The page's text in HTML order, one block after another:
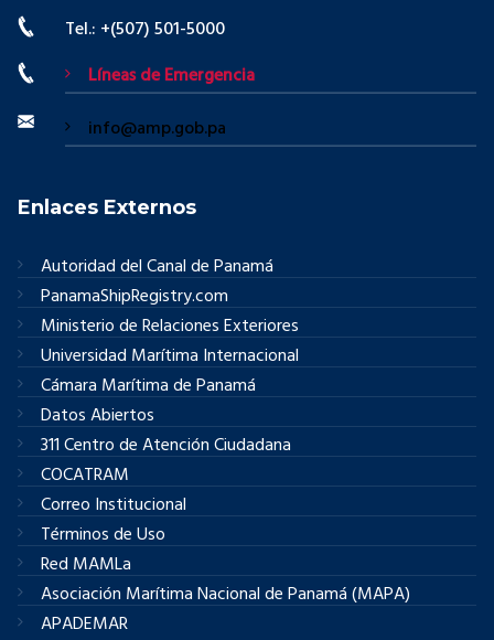
Tel.: +(507) 501-5000
Líneas de Emergencia
info@amp.gob.pa
Enlaces Externos
Autoridad del Canal de Panamá
PanamaShipRegistry.com
Ministerio de Relaciones Exteriores
Universidad Marítima Internacional
Cámara Marítima de Panamá
Datos Abiertos
311 Centro de Atención Ciudadana
COCATRAM
Correo Institucional
Términos de Uso
Red MAMLa
Asociación Marítima Nacional de Panamá (MAPA)
APADEMAR